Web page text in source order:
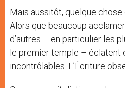
Mais aussitôt, quelque chose
Alors que beaucoup
d’autres – en particulier les
le premier temple – éclatent
incontrôlables. L’Écriture